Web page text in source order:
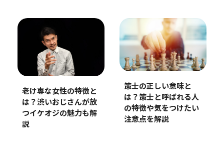
老け専な女性の特徴と
は？渋いおじさんが放
つイケオジの魅力も解
説
策士の正しい意味と
は？策士と呼ばれる人
の特徴や気をつけたい
注意点を解説